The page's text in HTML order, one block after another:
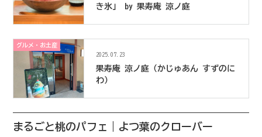
き氷」 by 果寿庵 涼ノ庭
グルメ・お土産
2025.07.23
果寿庵 涼ノ庭（かじゅあん すずのに
わ）
まるごと桃のパフェ｜よつ葉のクローバー